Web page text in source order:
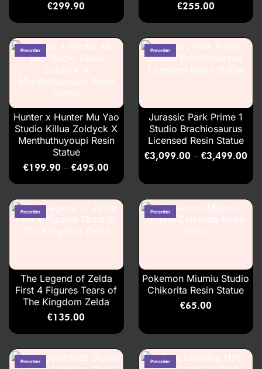
€299.90 €255.00
Hunter x Hunter Mu Yao
Studio Killua Zoldyck X
Menthuthuyoupi Resin
Statue
€199.90 – €495.00
Jurassic Park Prime 1
Studio Brachiosaurus
Licensed Resin Statue
€3,099.00 – €3,499.00
The Legend of Zelda
First 4 Figures Tears of
The Kingdom Zelda
€135.00
Pokemon Miumiu Studio
Chikorita Resin Statue
€65.00